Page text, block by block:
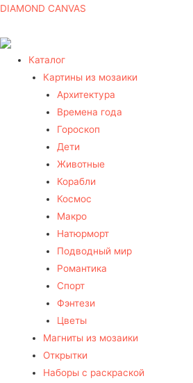
DIAMOND CANVAS
Каталог
Картины из мозаики
Архитектура
Времена года
Гороскоп
Дети
Животные
Корабли
Космос
Макро
Натюрморт
Подводный мир
Романтика
Спорт
Фэнтези
Цветы
Магниты из мозаики
Открытки
Наборы с раскраской